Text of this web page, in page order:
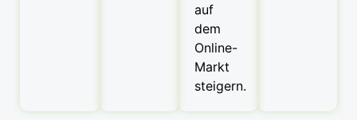
auf
dem
Online-
Markt
steigern.